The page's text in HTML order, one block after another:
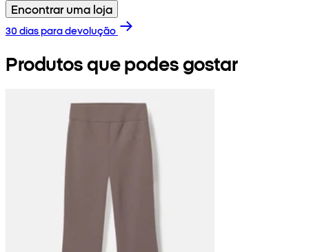
Encontrar uma loja
30 dias para devolução
Produtos que podes gostar